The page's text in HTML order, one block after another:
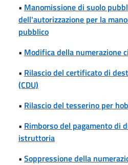
• Manomissione di suolo
dell'autorizzazione per la
pubblico
• Modifica della numerazione
• Rilascio del certificato di
(CDU)
• Rilascio del tesserino per
• Rimborso del pagamento di
istruttoria
• Soppressione della